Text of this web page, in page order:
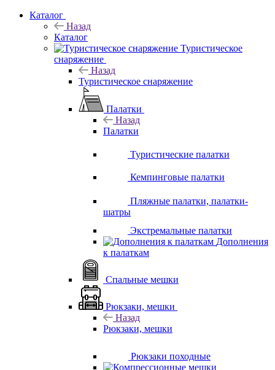
Каталог
Назад
Каталог
Туристическое
снаряжение
Назад
Туристическое снаряжение
Палатки
Назад
Палатки
Туристические палатки
Кемпинговые палатки
Пляжные палатки, палатки-
шатры
Экстремальные палатки
Дополнения
к палаткам
Спальные мешки
Рюкзаки, мешки
Назад
Рюкзаки, мешки
Рюкзаки походные